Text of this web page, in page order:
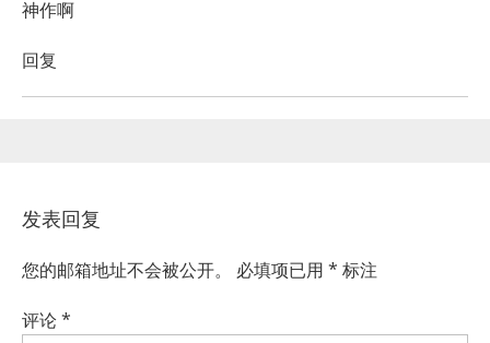
神作啊
回复
发表回复
您的邮箱地址不会被公开。 必填项已用 * 标注
评论*